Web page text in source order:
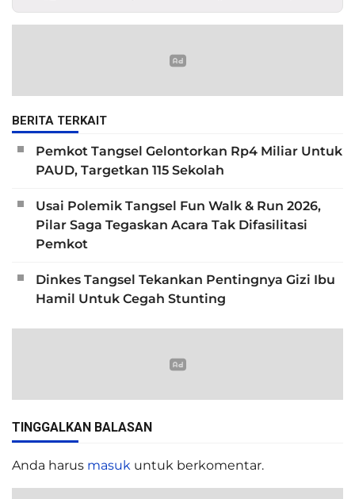
BERITA TERKAIT
Pemkot Tangsel Gelontorkan Rp4 Miliar Untuk
PAUD, Targetkan 115 Sekolah
Usai Polemik Tangsel Fun Walk & Run 2026,
Pilar Saga Tegaskan Acara Tak Difasilitasi
Pemkot
Dinkes Tangsel Tekankan Pentingnya Gizi Ibu
Hamil Untuk Cegah Stunting
TINGGALKAN BALASAN
Anda harus masuk untuk berkomentar.